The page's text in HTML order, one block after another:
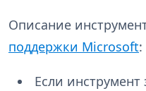
Описание
поддержки Microsoft:
Если инструмент